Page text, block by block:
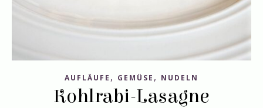
AUFLÄUFE , GEMÜSE , NUDELN
Kohlrabi-Lasagne